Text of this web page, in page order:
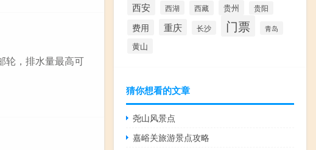
轮，排水量最高可
西安 西湖 西藏 贵州 贵阳
费用 重庆 长沙 门票 青岛
黄山
猜你想看的文章
尧山风景点
嘉峪关旅游景点攻略